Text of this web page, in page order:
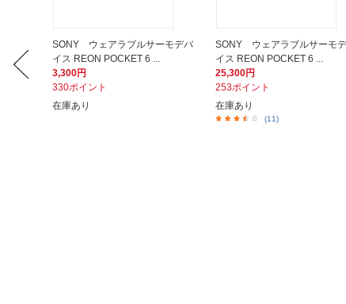
SONY ウェアラブルサーモデバ
イス REON POCKET 6 ...
3,300円
330ポイント
在庫あり
SONY ウェアラブルサーモ
イス REON POCKET 6 ...
25,300円
253ポイント
在庫あり
(11)